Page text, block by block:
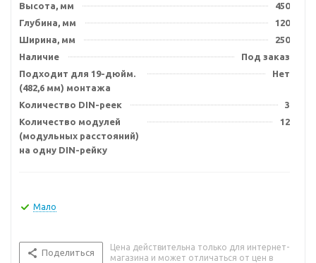
Высота, мм
450
Глубина, мм
120
Ширина, мм
250
Наличие
Под заказ
Подходит для 19-дюйм.
(482,6 мм) монтажа
Нет
Количество DIN-реек
3
Количество модулей
(модульных расстояний)
на одну DIN-рейку
12
Мало
Поделиться
Цена действительна только для интернет-
магазина и может отличаться от цен в